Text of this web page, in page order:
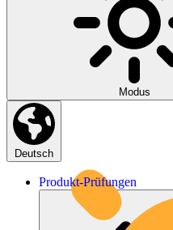
Modus
Deutsch
Produkt-Prüfungen